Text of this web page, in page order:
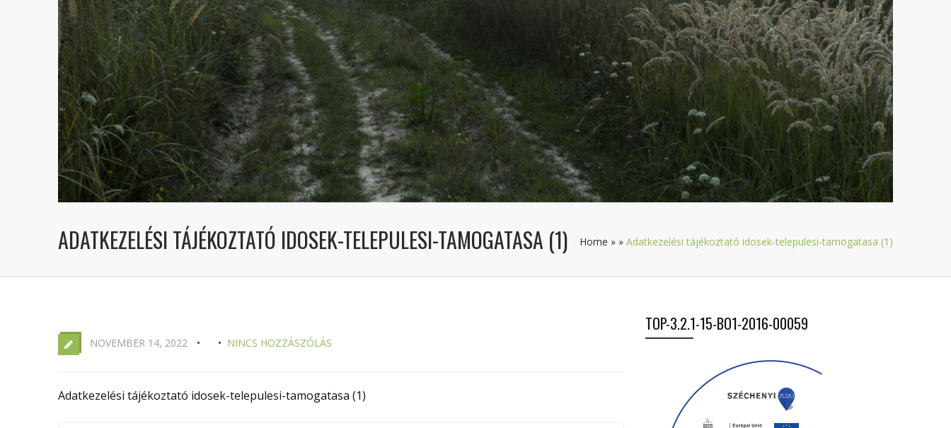
ADATKEZELÉSI TÁJÉKOZTATÓ IDOSEK-TELEPULESI-TAMOGATASA (1) Home » » Adatkezelési tájékoztató idosek-telepulesi-tamogatasa (1)
NOVEMBER 14, 2022 NINCS HOZZÁSZÓLÁS
Adatkezelési tájékoztató idosek-telepulesi-tamogatasa (1)
TOP-3.2.1-15-BO1-2016-00059